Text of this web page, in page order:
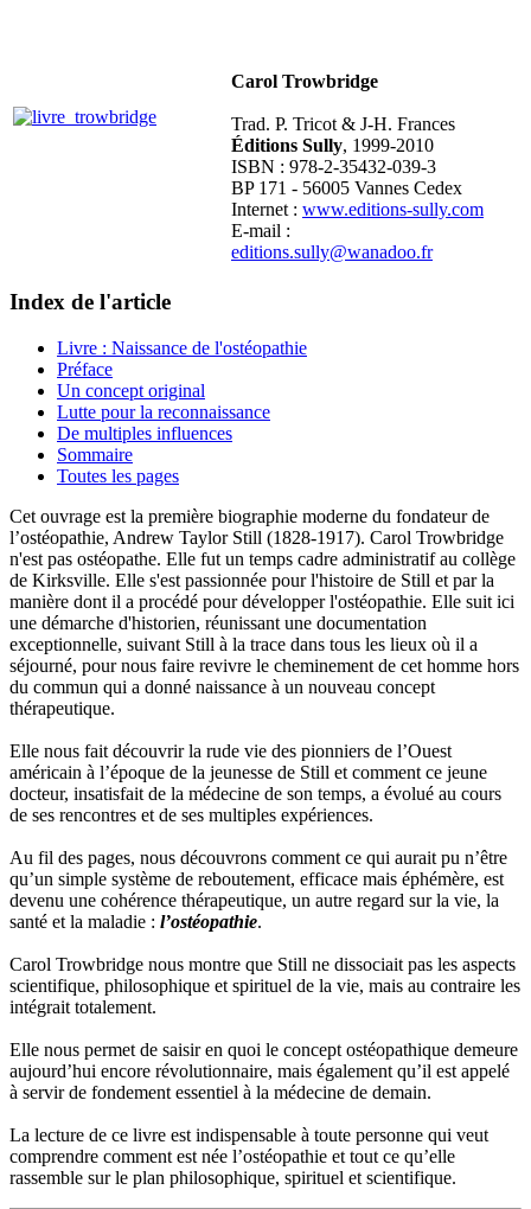
Carol Trowbridge
Trad. P. Tricot & J-H. Frances
Éditions Sully, 1999-2010
ISBN : 978-2-35432-039-3
BP 171 - 56005 Vannes Cedex
Internet : www.editions-sully.com
E-mail :
editions.sully@wanadoo.fr
Index de l'article
Livre : Naissance de l'ostéopathie
Préface
Un concept original
Lutte pour la reconnaissance
De multiples influences
Sommaire
Toutes les pages
Cet ouvrage est la première biographie moderne du fondateur de
l’ostéopathie, Andrew Taylor Still (1828-1917). Carol Trowbridge
n'est pas ostéopathe. Elle fut un temps cadre administratif au collège
de Kirksville. Elle s'est passionnée pour l'histoire de Still et par la
manière dont il a procédé pour développer l'ostéopathie. Elle suit ici
une démarche d'historien, réunissant une documentation
exceptionnelle, suivant Still à la trace dans tous les lieux où il a
séjourné, pour nous faire revivre le cheminement de cet homme hors
du commun qui a donné naissance à un nouveau concept
thérapeutique.
Elle nous fait découvrir la rude vie des pionniers de l’Ouest
américain à l’époque de la jeunesse de Still et comment ce jeune
docteur, insatisfait de la médecine de son temps, a évolué au cours
de ses rencontres et de ses multiples expériences.
Au fil des pages, nous découvrons comment ce qui aurait pu n’être
qu’un simple système de reboutement, efficace mais éphémère, est
devenu une cohérence thérapeutique, un autre regard sur la vie, la
santé et la maladie : l’ostéopathie.
Carol Trowbridge nous montre que Still ne dissociait pas les aspects
scientifique, philosophique et spirituel de la vie, mais au contraire les
intégrait totalement.
Elle nous permet de saisir en quoi le concept ostéopathique demeure
aujourd’hui encore révolutionnaire, mais également qu’il est appelé
à servir de fondement essentiel à la médecine de demain.
La lecture de ce livre est indispensable à toute personne qui veut
comprendre comment est née l’ostéopathie et tout ce qu’elle
rassemble sur le plan philosophique, spirituel et scientifique.